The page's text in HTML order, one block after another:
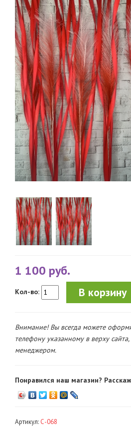
1 100 руб.
Кол-во: В корзину
Внимание! Вы всегда можете
телефону указанному в верху
менеджером.
Понравился наш магазин?
Артикул: С-068